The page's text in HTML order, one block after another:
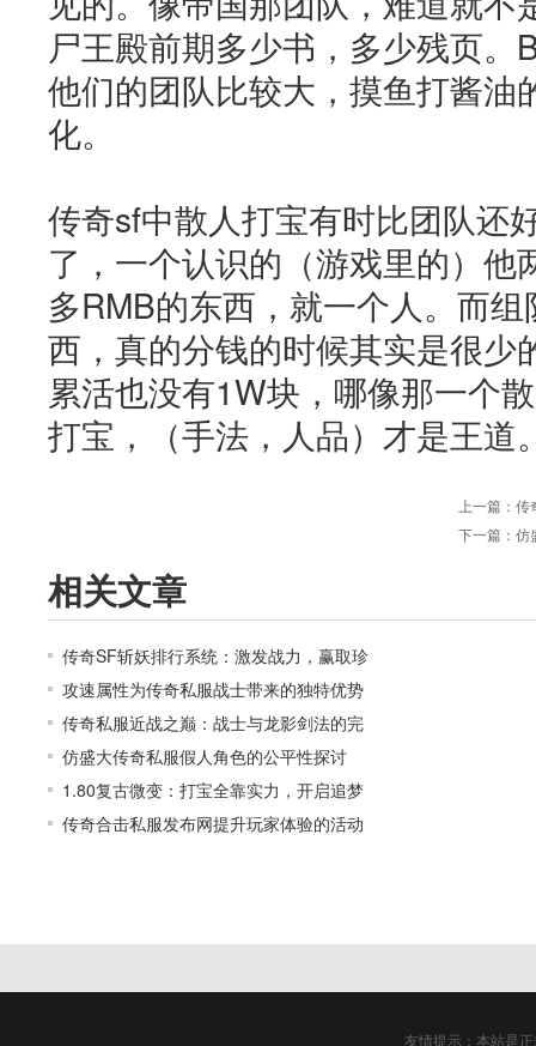
尸王殿前期多少书，多少残页。
他们的团队比较大，摸鱼打酱油
化。
传奇sf中散人打宝有时比团队还
了，一个认识的（游戏里的）他
多RMB的东西，就一个人。而
西，真的分钱的时候其实是很少
累活也没有1W块，哪像那一个
打宝，（手法，人品）才是王道
上一篇： 传
下一篇： 仿
相关文章
传奇SF斩妖排行系统：激发战力，赢取珍
攻速属性为传奇私服战士带来的独特优势
传奇私服近战之巅：战士与龙影剑法的完
仿盛大传奇私服假人角色的公平性探讨
1.80复古微变：打宝全靠实力，开启追梦
传奇合击私服发布网提升玩家体验的活动
友情提示：本站是